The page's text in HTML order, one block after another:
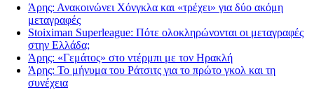
Άρης: Ανακοινώνει Χόνγκλα και «τρέχει» για δύο ακόμη
μεταγραφές
Stoiximan Superleague: Πότε ολοκληρώνονται οι μεταγραφές
στην Ελλάδα;
Άρης: «Γεμάτος» στο ντέρμπι με τον Ηρακλή
Άρης: Το μήνυμα του Ράτσιτς για το πρώτο γκολ και τη
συνέχεια